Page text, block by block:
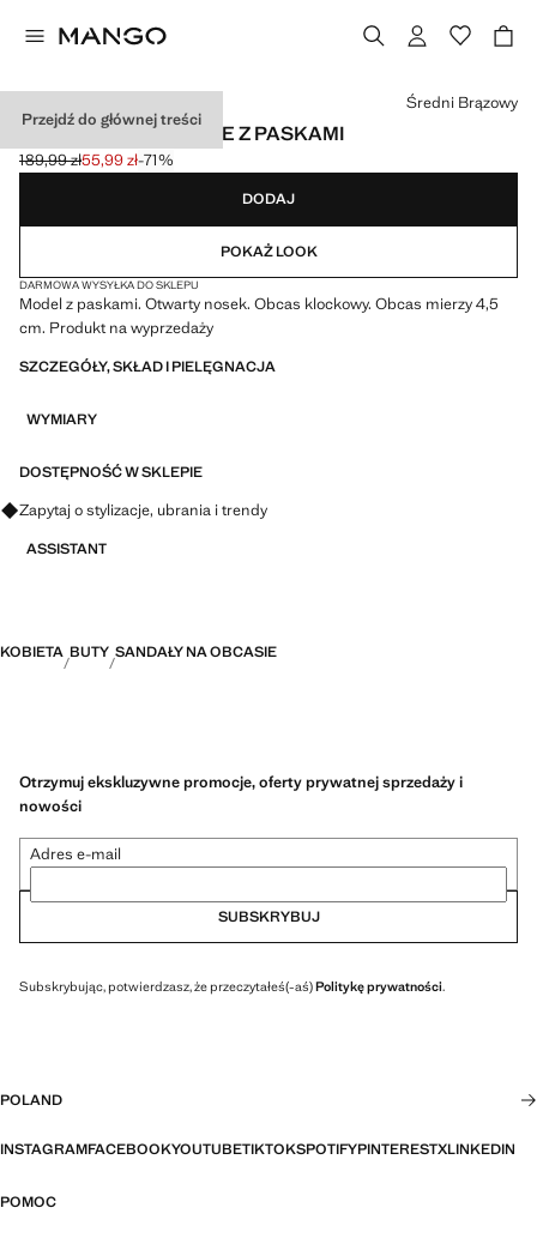
Przejdź do głównej treści
SANDAŁY NA OBCASIE Z PASKAMI
Skreślona cena początkowa [189,99 zł ]
189,99 zł
Aktualna cena [55,99 zł ]
55,99 zł-71%
Wybierz kolor
Średni Brązowy
DODAJ
POKAŻ LOOK
DARMOWA WYSYŁKA DO SKLEPU
Model z paskami. Otwarty nosek. Obcas klockowy. Obcas mierzy 4,5
cm. Produkt na wyprzedaży
SZCZEGÓŁY, SKŁAD I PIELĘGNACJA
WYMIARY
DOSTĘPNOŚĆ W SKLEPIE
Zapytaj o stylizacje, ubrania i trendy
ASSISTANT
KOBIETA BUTY SANDAŁY NA OBCASIE
Otrzymuj ekskluzywne promocje, oferty prywatnej sprzedaży i
nowości
Adres e-mail
SUBSKRYBUJ
Subskrybując, potwierdzasz, że przeczytałeś(-aś)Politykę prywatności.
POLAND
INSTAGRAMFACEBOOKYOUTUBETIKTOKSPOTIFYPINTERESTXLINKEDIN
POMOC